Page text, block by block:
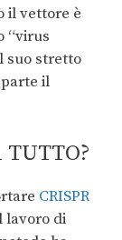
il vettore è
“virus
suo stretto
il
TUTTO?
CRISPR
lavoro di